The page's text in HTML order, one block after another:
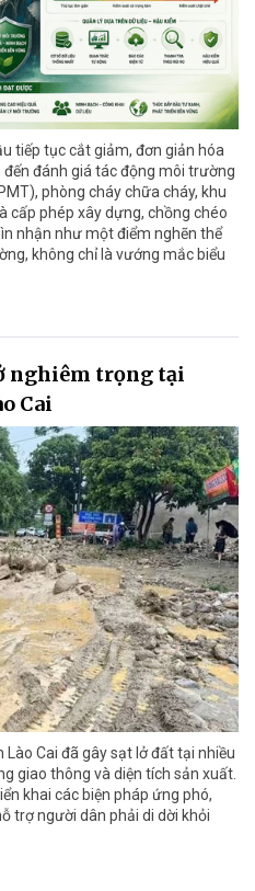
tiếp tục cắt giảm, đơn giản hóa
đánh giá tác động môi trường
phòng cháy chữa cháy, khu
cấp phép xây dựng, chồng chéo
nhận như một điểm nghẽn thể
không chỉ là vướng mắc biểu
nghiêm trọng tại
Cai
Cai đã gây sạt lở đất tại nhiều
giao thông và diện tích sản xuất.
khai các biện pháp ứng phó,
trợ người dân phải di dời khỏi